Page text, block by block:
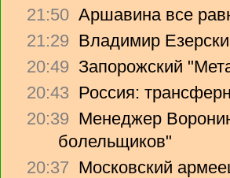
21:50 Аршавина все
21:29 Владимир
20:49 Запорожский
20:43 Россия:
20:39 Менеджер
болельщиков"
20:37 Московский